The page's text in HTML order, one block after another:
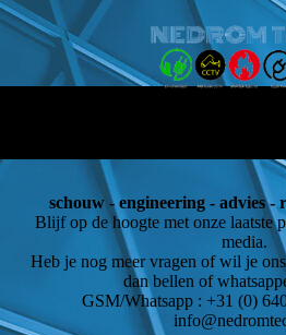
schouw - engineering - advies -
Blijf op de hoogte met onze laatste
media.
Heb je nog meer vragen of wil je
dan bellen of
GSM/Whatsapp : +31 (0)